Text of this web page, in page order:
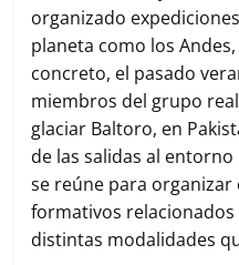
organizado
planeta como los
concreto, el pasado
miembros del grupo
glaciar Baltoro, en
de las salidas al
se reúne para organizar
formativos relacionados
distintas modalidades